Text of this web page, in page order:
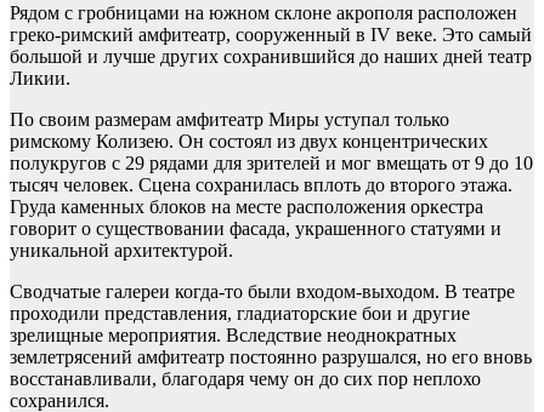
Рядом с гробницами на южном склоне акрополя расположен
греко-римский амфитеатр, сооруженный в IV веке. Это самый
большой и лучше других сохранившийся до наших дней театр
Ликии.
По своим размерам амфитеатр Миры уступал только
римскому Колизею. Он состоял из двух концентрических
полукругов с 29 рядами для зрителей и мог вмещать от 9 до 10
тысяч человек. Сцена сохранилась вплоть до второго этажа.
Груда каменных блоков на месте расположения оркестра
говорит о существовании фасада, украшенного статуями и
уникальной архитектурой.
Сводчатые галереи когда-то были входом-выходом. В театре
проходили представления, гладиаторские бои и другие
зрелищные мероприятия. Вследствие неоднократных
землетрясений амфитеатр постоянно разрушался, но его вновь
восстанавливали, благодаря чему он до сих пор неплохо
сохранился.